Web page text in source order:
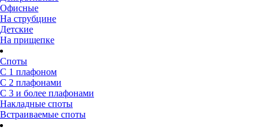
Офисные
На струбцине
Детские
На прищепке
Споты
С 1 плафоном
С 2 плафонами
С 3 и более плафонами
Накладные споты
Встраиваемые споты